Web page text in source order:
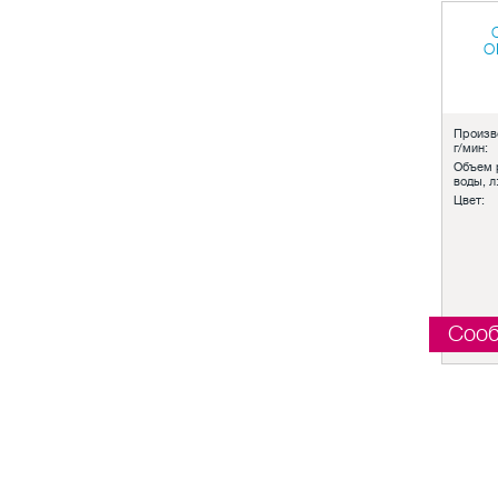
г/мин:
Объем
воды, л:
Цвет: